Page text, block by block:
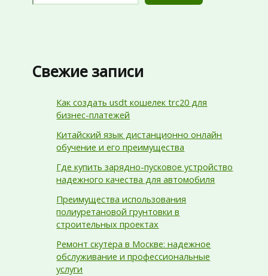
Свежие записи
Как создать usdt кошелек trc20 для
бизнес-платежей
Китайский язык дистанционно онлайн
обучение и его преимущества
Где купить зарядно-пусковое устройство
надежного качества для автомобиля
Преимущества использования
полиуретановой грунтовки в
строительных проектах
Ремонт скутера в Москве: надежное
обслуживание и профессиональные
услуги